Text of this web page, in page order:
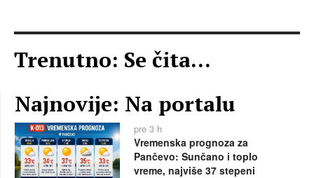
Trenutno: Se čita...
Najnovije: Na portalu
pre 3 h
Vremenska prognoza za
Pančevo: Sunčano i toplo
vreme, najviše 37 stepeni